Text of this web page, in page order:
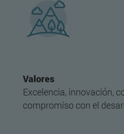
Valores
Excelencia, innovación,
compromiso con el